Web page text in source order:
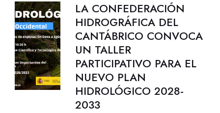
LA CONFEDERACIÓN
HIDROGRÁFICA DEL
CANTÁBRICO CONVOCA
UN TALLER
PARTICIPATIVO PARA EL
NUEVO PLAN
HIDROLÓGICO 2028-
2033